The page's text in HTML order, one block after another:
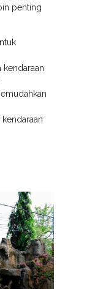
penting
kendaraan